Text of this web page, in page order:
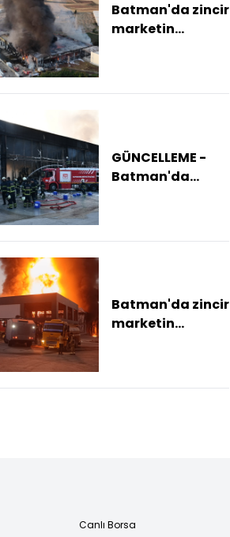
Batman'da zincir
marketin
GÜNCELLEME -
Batman'da
Batman'da zincir
marketin
Canlı Borsa